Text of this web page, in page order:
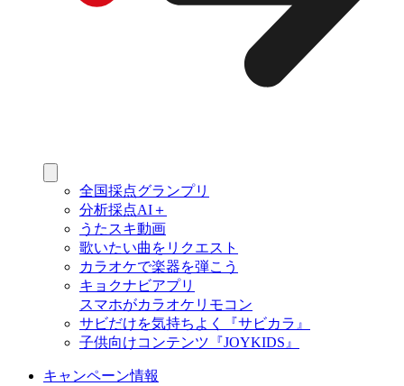
全国採点グランプリ
分析採点AI＋
うたスキ動画
歌いたい曲をリクエスト
カラオケで楽器を弾こう
キョクナビアプリ
スマホがカラオケリモコン
サビだけを気持ちよく『サビカラ』
子供向けコンテンツ『JOYKIDS』
キャンペーン情報